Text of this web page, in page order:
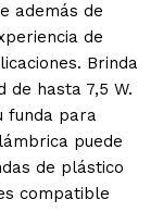
además de
de
Brinda
de hasta 7,5 W.
funda para
puede
de plástico
compatible